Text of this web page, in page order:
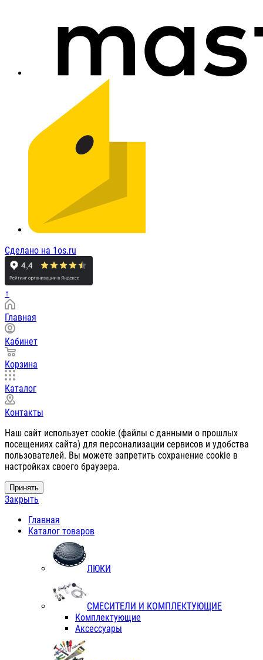
Сделано на 1os.ru
↑
Главная
Кабинет
Корзина
Каталог
Контакты
Наш сайт использует cookie (файлы с данными о прошлых
посещениях сайта) для персонализации сервисов и удобства
пользователей. Вы можете запретить сохранение cookie в
настройках своего браузера.
Принять
Закрыть
Главная
Каталог товаров
ЛЮКИ
СМЕСИТЕЛИ И КОМПЛЕКТУЮЩИЕ
Комплектующие
Аксессуары